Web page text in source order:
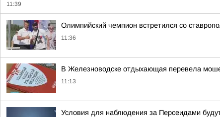
11:39
Олимпийский чемпион встретился со
11:36
В Железноводске отдыхающая перевела
11:13
Условия для наблюдения за Персеидами